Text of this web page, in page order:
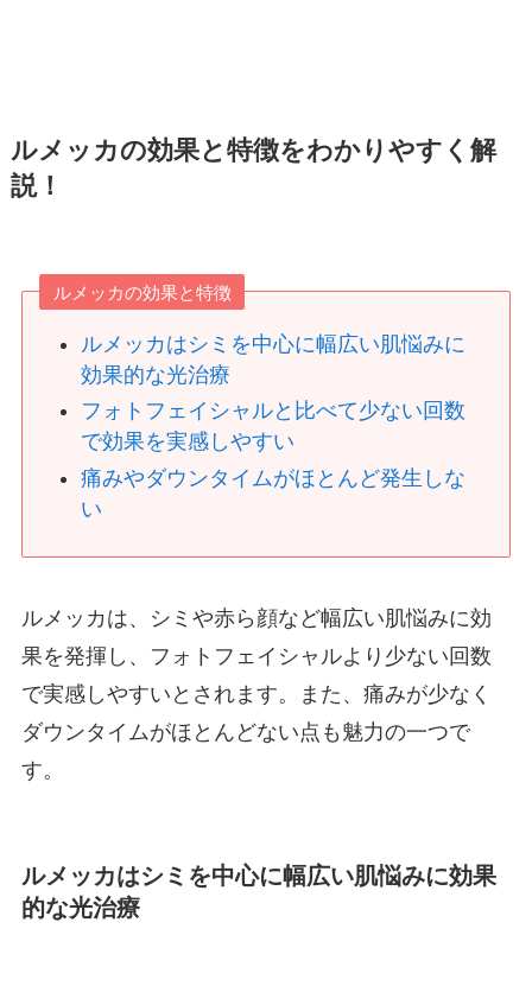
ルメッカの効果と特徴をわかりやすく解
説！
ルメッカの効果と特徴
ルメッカはシミを中心に幅広い肌悩みに
効果的な光治療
フォトフェイシャルと比べて少ない回数
で効果を実感しやすい
痛みやダウンタイムがほとんど発生しな
い
ルメッカは、シミや赤ら顔など幅広い肌悩みに効
果を発揮し、フォトフェイシャルより少ない回数
で実感しやすいとされます。また、痛みが少なく
ダウンタイムがほとんどない点も魅力の一つで
す。
ルメッカはシミを中心に幅広い肌悩みに効果
的な光治療